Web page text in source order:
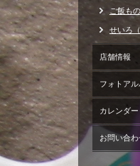
ご飯も
せいろ（
店舗情報
フォトアル
カレンダー
お問い合わ